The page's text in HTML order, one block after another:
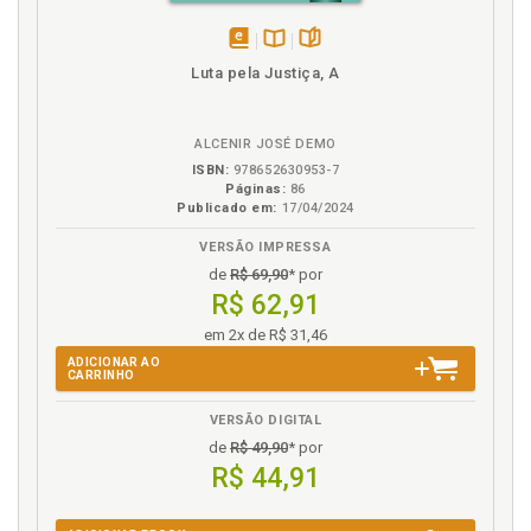
disponível
em
Luta pela Justiça, A
ALCENIR JOSÉ DEMO
ISBN: 978652630953-7
Páginas: 86
Publicado em: 17/04/2024
VERSÃO IMPRESSA
de R$ 69,90* por
R$ 62,91
em 2x de R$ 31,46
ADICIONAR AO
CARRINHO
VERSÃO DIGITAL
de R$ 49,90* por
R$ 44,91